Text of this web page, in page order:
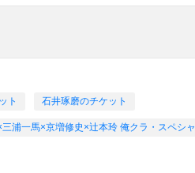
ト 石井琢磨のチケット
浦一馬×京増修史×辻本玲 俺クラ・スペシ